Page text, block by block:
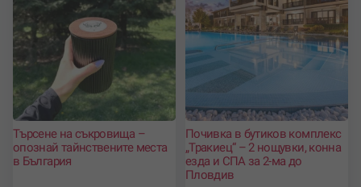
Търсене на съкровища –
опознай тайнствените места
в България
Почивка в бутиков комплекс
„Тракиец“ – 2 нощувки, конна
езда и СПА за 2-ма до
Пловдив